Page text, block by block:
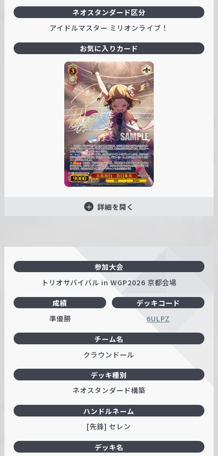
ネオスタンダード区分
アイドルマスター ミリオンライブ！
お気に入りカード
詳細を開く
参加大会
トリオサバイバル in WGP2026 京都会場
成績
準優勝
ハンドルネーム
[先鋒] セレン
デッキコード
6ULPZ
チーム名
クラウンドール
デッキ名
デッキ種別
ネオスタンダード構築